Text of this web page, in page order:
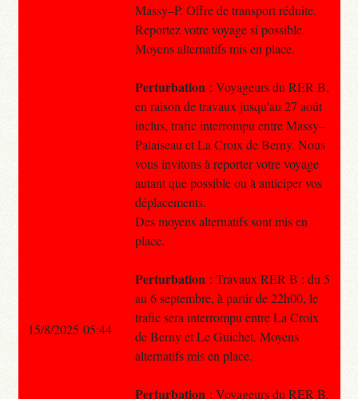
Massy–P. Offre de transport réduite.
Reportez votre voyage si possible.
Moyens alternatifs mis en place.
Perturbation : Voyageurs du RER B,
en raison de travaux jusqu'au 27 août
inclus, trafic interrompu entre Massy–
Palaiseau et La Croix de Berny. Nous
vous invitons à reporter votre voyage
autant que possible ou à anticiper vos
déplacements.
Des moyens alternatifs sont mis en
place.
Perturbation : Travaux RER B : du 5
au 6 septembre, à partir de 22h00, le
trafic sera interrompu entre La Croix
de Berny et Le Guichet. Moyens
alternatifs mis en place.
Perturbation : Voyageurs du RER B,
15/8/2025 05:44